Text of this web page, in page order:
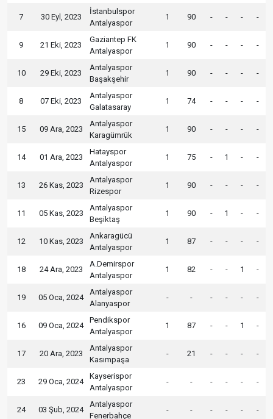
7 30 Eyl, 2023
İstanbulspor
Antalyaspor
1 90 - - - -
9 21 Eki, 2023
Gaziantep FK
Antalyaspor
1 90 - - - -
10 29 Eki, 2023
Antalyaspor
Başakşehir
1 90 - - - -
8 07 Eki, 2023
Antalyaspor
Galatasaray
1 74 - - - -
15 09 Ara, 2023
Antalyaspor
Karagümrük
1 90 - - - -
14 01 Ara, 2023
Hatayspor
Antalyaspor
1 75 - 1 - -
13 26 Kas, 2023
Antalyaspor
Rizespor
1 90 - - - -
11 05 Kas, 2023
Antalyaspor
Beşiktaş
1 90 - 1 - -
12 10 Kas, 2023
Ankaragücü
Antalyaspor
1 87 - - - -
18 24 Ara, 2023
A.Demirspor
Antalyaspor
1 82 - - 1 -
19 05 Oca, 2024
Antalyaspor
Alanyaspor
- - - - - -
16 09 Oca, 2024
Pendikspor
Antalyaspor
1 87 - - 1 -
17 20 Ara, 2023
Antalyaspor
Kasımpaşa
- 21 - - - -
23 29 Oca, 2024
Kayserispor
Antalyaspor
- - - - - -
24 03 Şub, 2024
Antalyaspor
Fenerbahçe
- - - - - -